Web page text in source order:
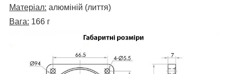
Матеріал: алюміній (лиття)
Вага: 166 г